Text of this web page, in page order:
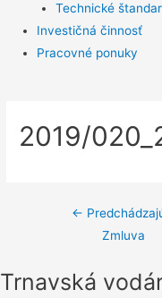
Technické
Investičná činnosť
Pracovné ponuky
2019/
Navigácia
článku
←
Zmluva
Trnavská